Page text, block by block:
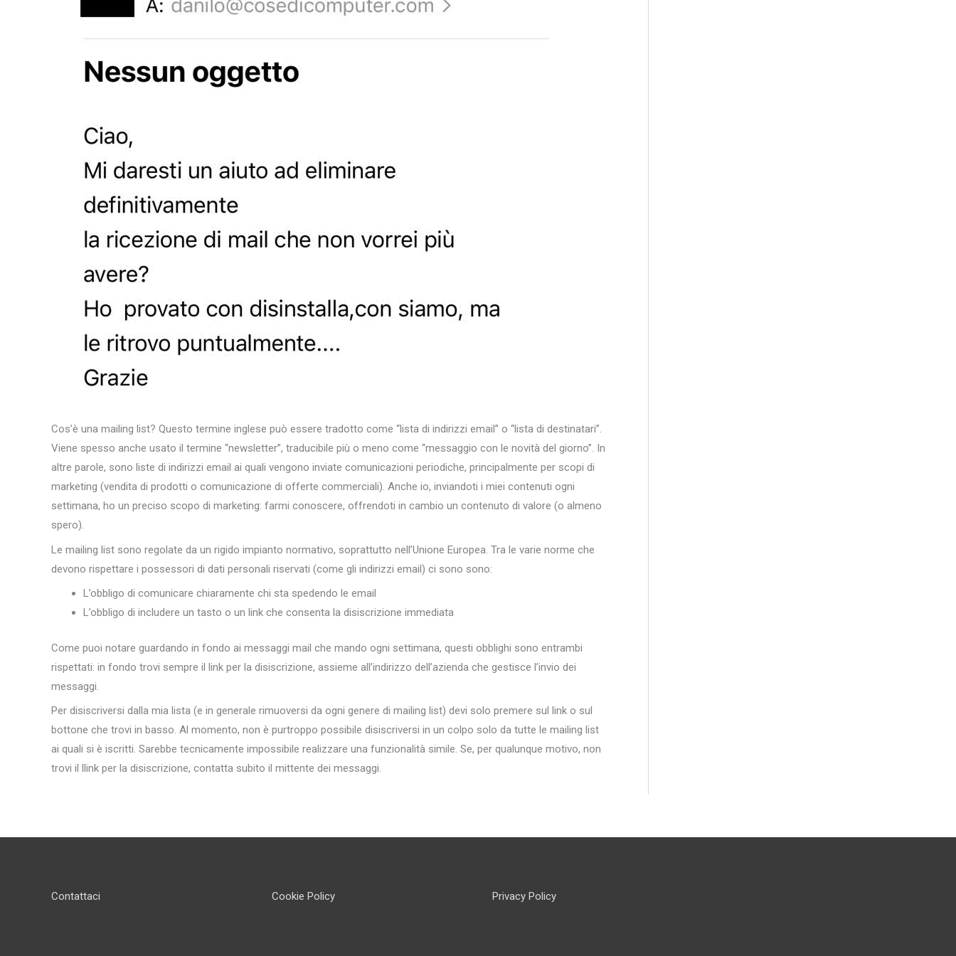
Cos’è una mailing list? Questo termine inglese può essere tradotto come “lista di indirizzi email” o “lista di destinatari”.
Viene spesso anche usato il termine “newsletter”, traducibile più o meno come “messaggio con le novità del giorno”. In
altre parole, sono liste di indirizzi email ai quali vengono inviate comunicazioni periodiche, principalmente per scopi di
marketing (vendita di prodotti o comunicazione di offerte commerciali). Anche io, inviandoti i miei contenuti ogni
settimana, ho un preciso scopo di marketing: farmi conoscere, offrendoti in cambio un contenuto di valore (o almeno
spero).
Le mailing list sono regolate da un rigido impianto normativo, soprattutto nell’Unione Europea. Tra le varie norme che
devono rispettare i possessori di dati personali riservati (come gli indirizzi email) ci sono sono:
L’obbligo di comunicare chiaramente chi sta spedendo le email
L’obbligo di includere un tasto o un link che consenta la disiscrizione immediata
Come puoi notare guardando in fondo ai messaggi mail che mando ogni settimana, questi obblighi sono entrambi
rispettati: in fondo trovi sempre il link per la disiscrizione, assieme all’indirizzo dell’azienda che gestisce l’invio dei
messaggi.
Per disiscriversi dalla mia lista (e in generale rimuoversi da ogni genere di mailing list) devi solo premere sul link o sul
bottone che trovi in basso. Al momento, non è purtroppo possibile disiscriversi in un colpo solo da tutte le mailing list
ai quali si è iscritti. Sarebbe tecnicamente impossibile realizzare una funzionalità simile. Se, per qualunque motivo, non
trovi il llink per la disiscrizione, contatta subito il mittente dei messaggi.
Contattaci Cookie Policy Privacy Policy